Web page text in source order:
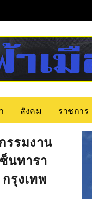
สังคม ราชการ
รรมงาน
นทารา
รุงเทพ